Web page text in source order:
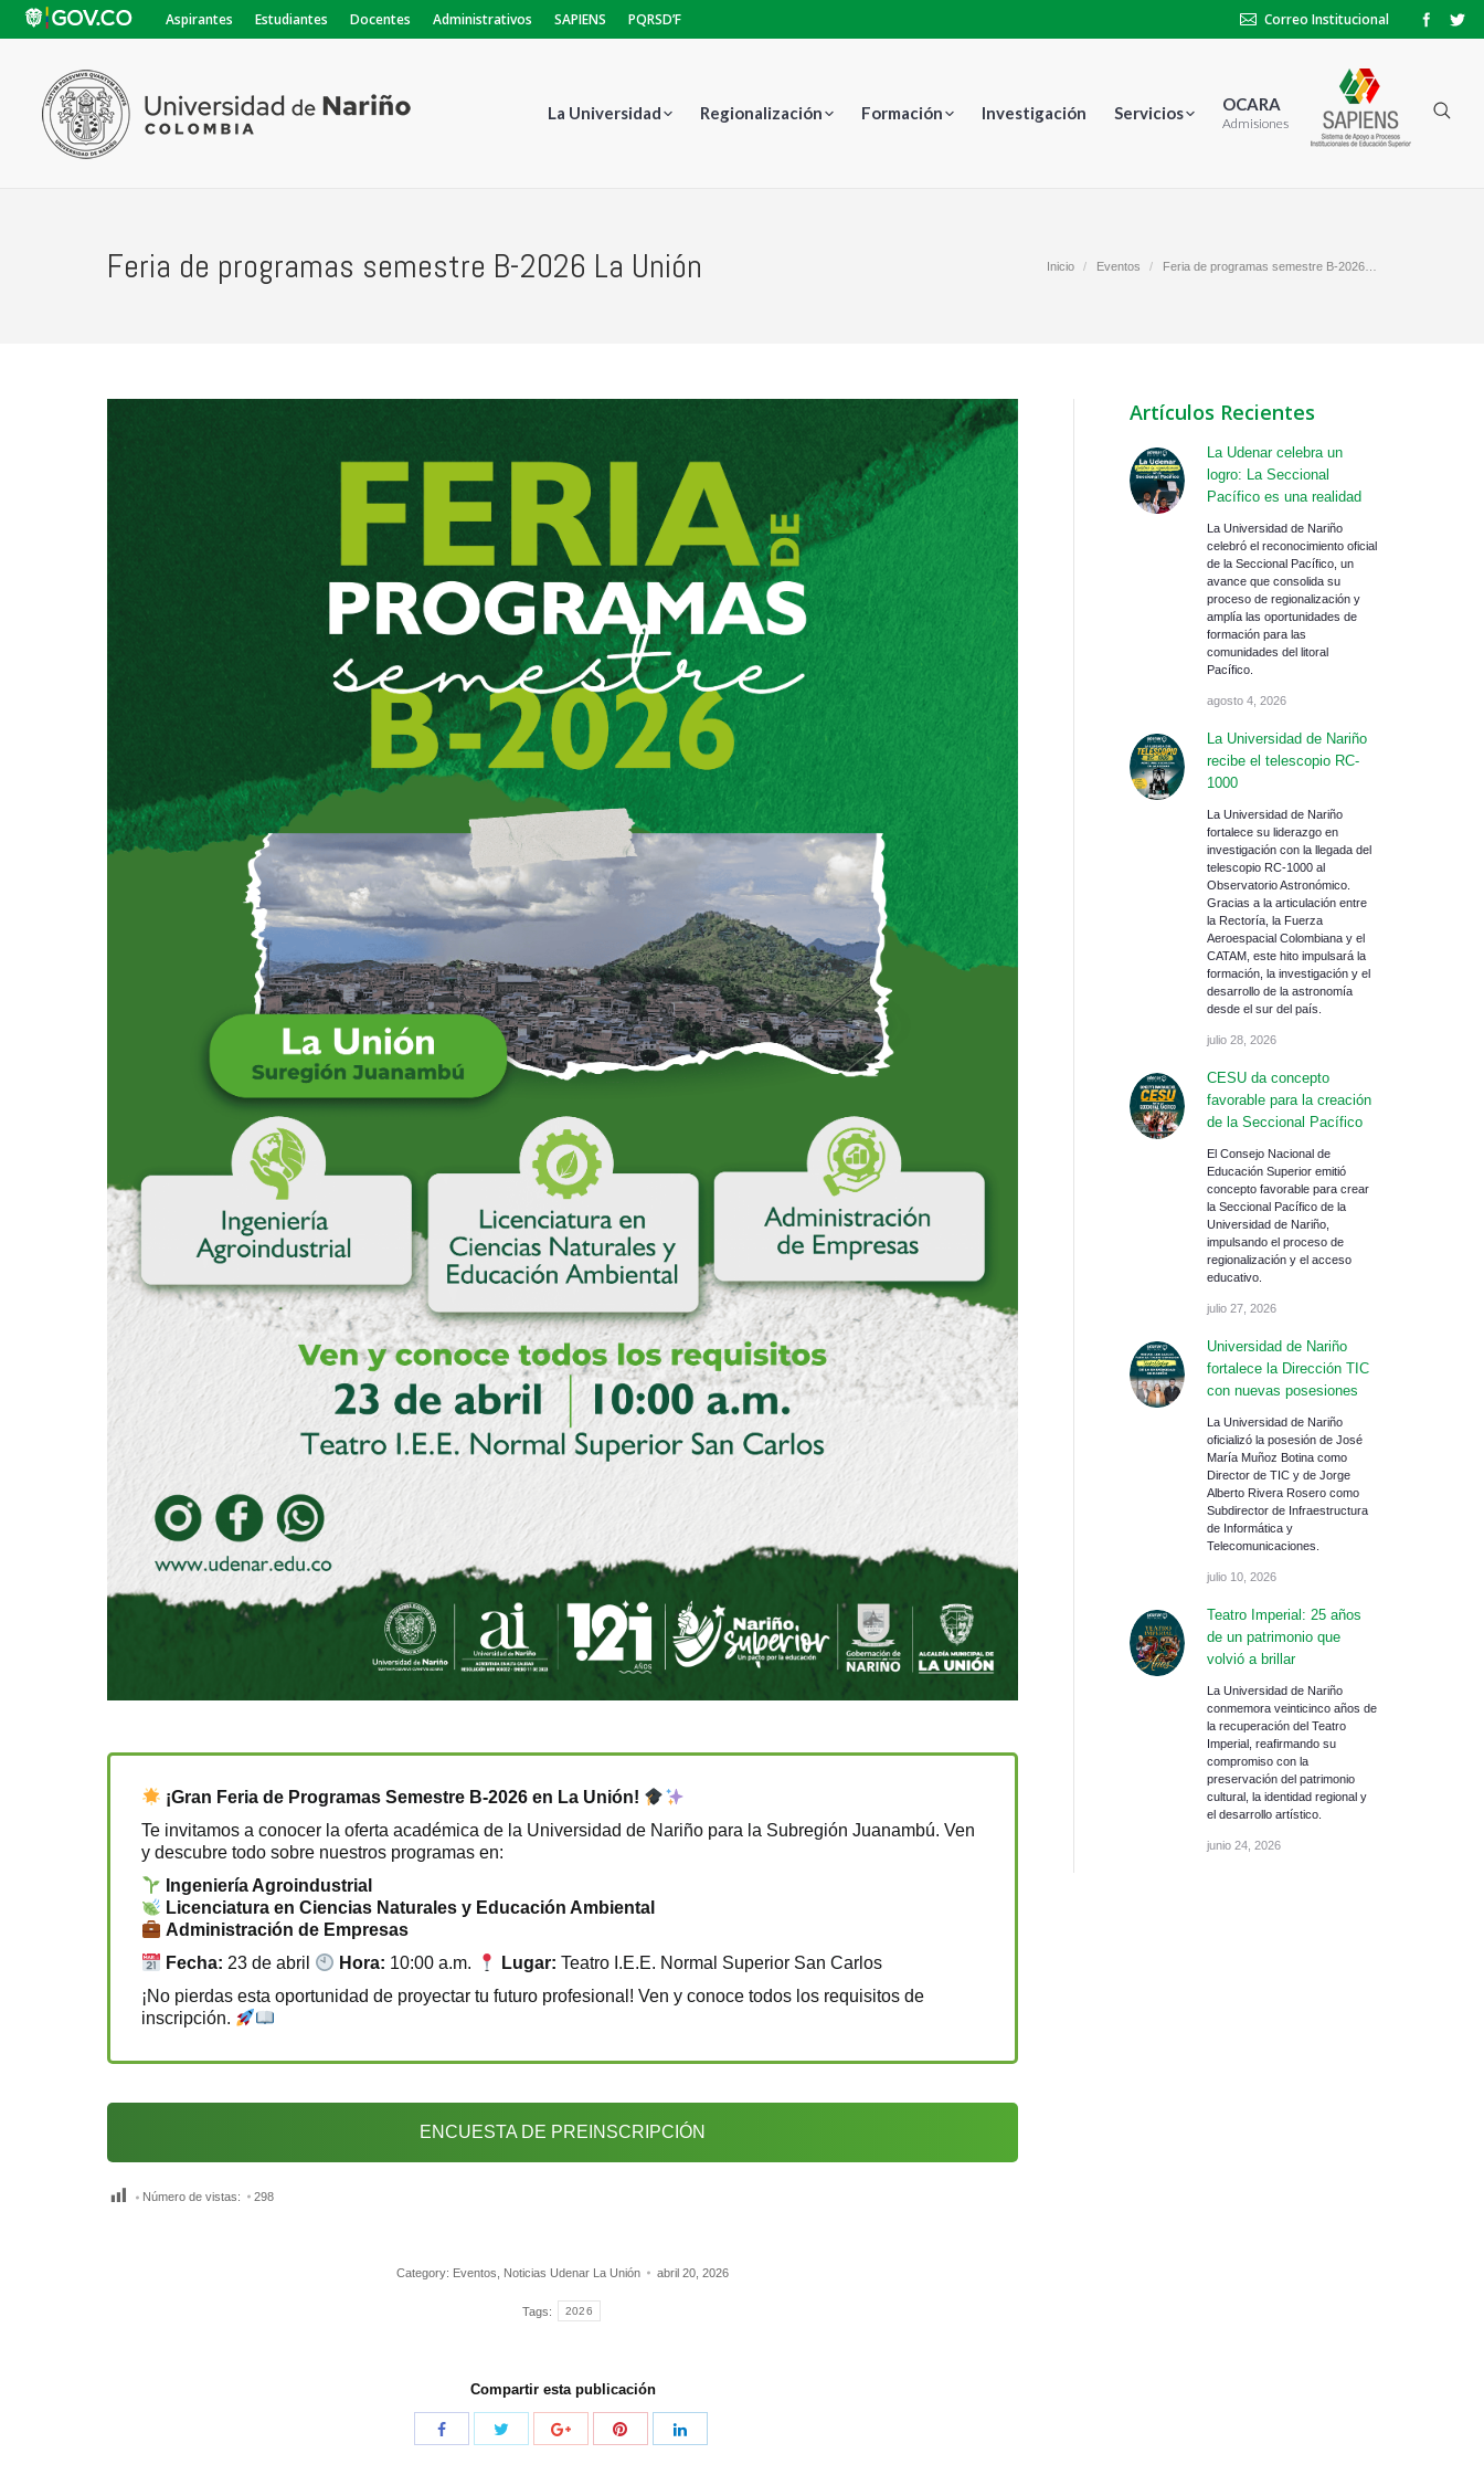
Aspirantes Estudiantes Docentes Administrativos SAPIENS PQRSD’F Correo Institucional
La Universidad Regionalización Formación Investigación Servicios OCARA
Admisiones
Feria de programas semestre B-2026 La Unión Inicio Eventos Feria de programas semestre B-2026…
¡Gran Feria de Programas Semestre B-2026 en La Unión!
Te invitamos a conocer la oferta académica de la Universidad de Nariño para la Subregión Juanambú. Ven
y descubre todo sobre nuestros programas en:
Ingeniería Agroindustrial
Licenciatura en Ciencias Naturales y Educación Ambiental
Administración de Empresas
Fecha: 23 de abril Hora: 10:00 a.m. Lugar: Teatro I.E.E. Normal Superior San Carlos
¡No pierdas esta oportunidad de proyectar tu futuro profesional! Ven y conoce todos los requisitos de
inscripción.
ENCUESTA DE PREINSCRIPCIÓN
Número de vistas: 298
Category: Eventos Noticias Udenar La Unión abril 20, 2026
Tags: 2026
Compartir esta publicación
Artículos Recientes
La Udenar celebra un
logro: La Seccional
Pacífico es una realidad
La Universidad de Nariño
celebró el reconocimiento oficial
de la Seccional Pacífico, un
avance que consolida su
proceso de regionalización y
amplía las oportunidades de
formación para las
comunidades del litoral
Pacífico.
agosto 4, 2026
La Universidad de Nariño
recibe el telescopio RC-
1000
La Universidad de Nariño
fortalece su liderazgo en
investigación con la llegada del
telescopio RC-1000 al
Observatorio Astronómico.
Gracias a la articulación entre
la Rectoría, la Fuerza
Aeroespacial Colombiana y el
CATAM, este hito impulsará la
formación, la investigación y el
desarrollo de la astronomía
desde el sur del país.
julio 28, 2026
CESU da concepto
favorable para la creación
de la Seccional Pacífico
El Consejo Nacional de
Educación Superior emitió
concepto favorable para crear
la Seccional Pacífico de la
Universidad de Nariño,
impulsando el proceso de
regionalización y el acceso
educativo.
julio 27, 2026
Universidad de Nariño
fortalece la Dirección TIC
con nuevas posesiones
La Universidad de Nariño
oficializó la posesión de José
María Muñoz Botina como
Director de TIC y de Jorge
Alberto Rivera Rosero como
Subdirector de Infraestructura
de Informática y
Telecomunicaciones.
julio 10, 2026
Teatro Imperial: 25 años
de un patrimonio que
volvió a brillar
La Universidad de Nariño
conmemora veinticinco años de
la recuperación del Teatro
Imperial, reafirmando su
compromiso con la
preservación del patrimonio
cultural, la identidad regional y
el desarrollo artístico.
junio 24, 2026